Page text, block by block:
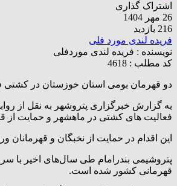
اشتراک گذاری
26 مهر 1404
216 بازدید
فریده لندی مورد فلی
نویسنده : فریده لندی موردفلی
کد مطلب : 4618
دو قهرمان بومی استان خوزستان در
به گزارش خبرگزاری پتروشهر به نقل از
فعالیت‌ های کشتی در ماهشهر و حمایت از
این اقدام در حمایت از نخبگان و
پتروشیمی بندرامام طی سال‌های اخیر با
قهرمانی کشور شده است.